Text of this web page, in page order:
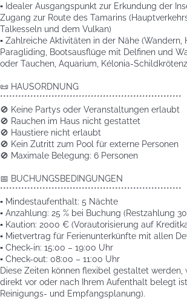
▪️ Idealer Ausgangspunkt zur Erkundung der
Zugang zur Route des Tamarins
Talkesseln und dem Vulkan)
▪️ Zahlreiche Aktivitäten in der Nähe (Wandern,
Paragliding, Bootsausflüge mit Delfinen und
oder Tauchen, Aquarium, Kélonia-
📜 HAUSORDNUNG
************************************************************
🚫 Keine Partys oder Veranstaltungen erlaubt
🚫 Rauchen im Haus nicht gestattet
🚫 Haustiere nicht erlaubt
🚫 Kein Zutritt zum Pool für externe Personen
🚫 Maximale Belegung: 6 Personen
📅 BUCHUNGSBEDINGUNGEN
************************************************************
▪️ Mindestaufenthalt: 5 Nächte
▪️ Anzahlung: 25 % bei Buchung (Restzahlung
▪️ Kaution: 2000 € (Vorautorisierung auf
▪️ Mietvertrag für Ferienunterkünfte mit allen
▪️ Check-in: 15:00 – 19:00 Uhr
▪️ Check-out: 08:00 – 11:00 Uhr
Diese Zeiten können flexibel gestaltet werden,
direkt vor oder nach Ihrem Aufenthalt belegt
Reinigungs- und Empfangsplanung).